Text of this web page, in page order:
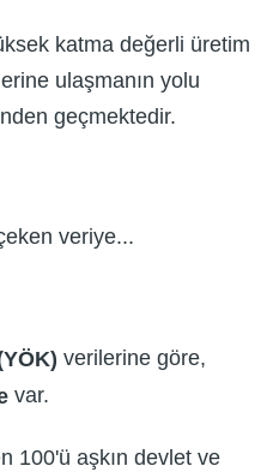
katma değerli üretim
ulaşmanın yolu
geçmektedir.
veriye...
verilerine göre,
var.
100'ü aşkın devlet ve